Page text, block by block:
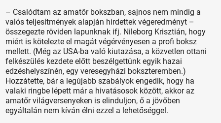
– Csalódtam az amatőr bokszban, sajnos nem mindig a
valós teljesítmények alapján hirdettek végeredményt –
összegezte röviden lapunknak ifj. Nileborg Krisztián, hogy
miért is kötelezte el magát végérvényesen a profi boksz
mellett. (Még az USA-ba való kiutazása, a közvetlen ottani
felkészülés kezdete előtt beszélgettünk egyik hazai
edzéshelyszínén, egy veresegyházi bokszteremben.)
Hozzátette, bár a legújabb szabályok engedik, hogy ha
valaki ringbe lépett már a hivatásosok között, akkor az
amatőr világversenyeken is elinduljon, ő a jövőben
egyáltalán nem kíván élni ezzel a lehetőséggel.